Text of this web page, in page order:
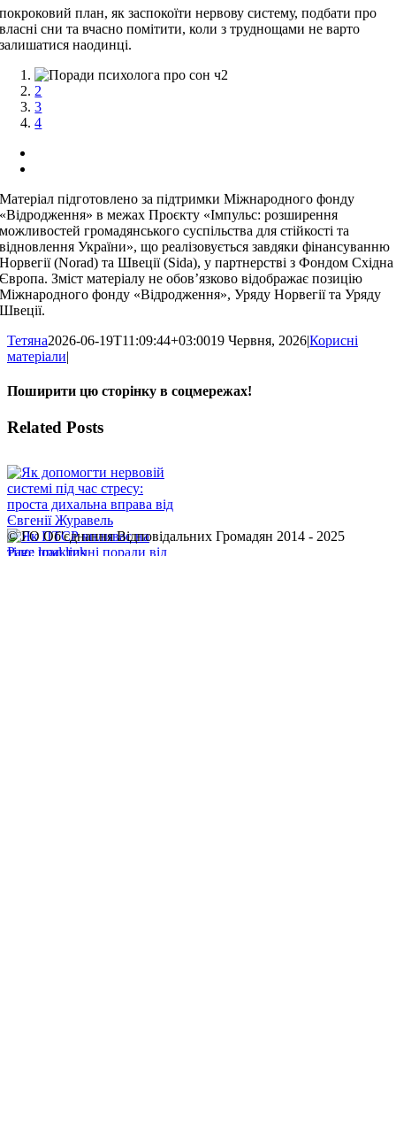
покроковий план, як заспокоїти нервову систему, подбати про
власні сни та вчасно помітити, коли з труднощами не варто
залишатися наодинці.
1
2
3
4
Матеріал підготовлено за підтримки Міжнародного фонду
«Відродження» в межах Проєкту «Імпульс: розширення
можливостей громадянського суспільства для стійкості та
відновлення України», що реалізовується завдяки фінансуванню
Норвегії (Norad) та Швеції (Sida), у партнерстві з Фондом Східна
Європа. Зміст матеріалу не обов’язково відображає позицію
Міжнародного фонду «Відродження», Уряду Норвегії та Уряду
Швеції.
Тетяна2026-06-19T11:09:44+03:0019 Червня, 2026|Корисні
матеріали|
Поширити цю сторінку в соцмережах!
Facebook
X
WhatsApp
Telegram
Related Posts
© ГО Об'єднання Відповідальних Громадян 2014 - 2025
Facebook
YouTube
Page load link